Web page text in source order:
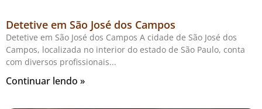
Detetive em São José dos Campos
Detetive em São José dos Campos A cidade de São José dos
Campos, localizada no interior do estado de São Paulo, conta
com diversos profissionais
Continuar lendo »